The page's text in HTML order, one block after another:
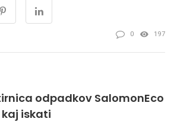
0 197
odpadkov SalomonEco
iskati